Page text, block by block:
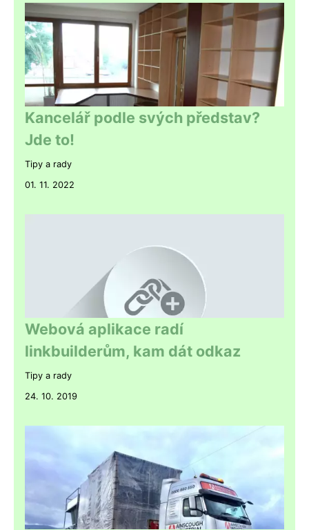
Kancelář podle svých představ?
Jde to!
Tipy a rady
01. 11. 2022
Webová aplikace radí
linkbuilderům, kam dát odkaz
Tipy a rady
24. 10. 2019